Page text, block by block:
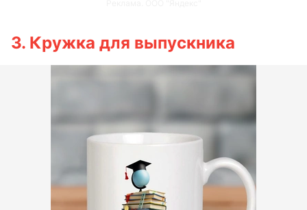
3. Кружка для выпускника